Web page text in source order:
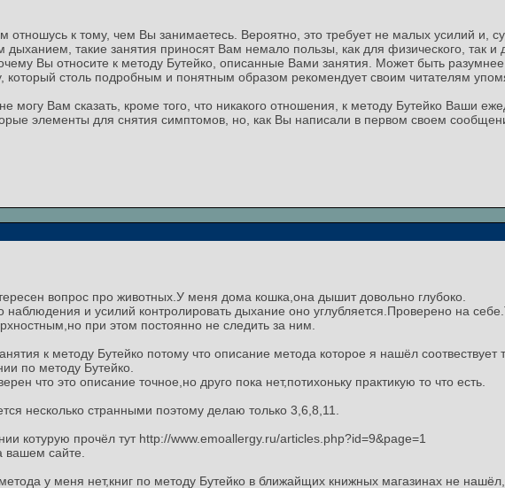
к тому, чем Вы занимаетесь. Вероятно, это требует не малых усилий и,
дыханием, такие занятия приносят Вам немало пользы, как для физического, так и
Вы относите к методу Бутейко, описанные Вами занятия. Может быть
который столь подробным и понятным образом рекомендует своим читателям
могу Вам сказать, кроме того, что никакого отношения, к методу Бутейко Ваши
элементы для снятия симптомов, но, как Вы написали в первом своем
вопрос про животных.У меня дома кошка,она дышит довольно глубоко.
наблюдения и усилий контролировать дыхание оно углубляется.Проверено на
при этом постоянно не следить за ним.
к методу Бутейко потому что описание метода которое я нашёл соотвествует
по методу Бутейко.
что это описание точное,но друго пока нет,потихоньку практикую то что есть.
несколько странными поэтому делаю только 3,6,8,11.
котурую прочёл тут http://www.emoallergy.ru/articles.php?id=9&page=1
вашем сайте.
у меня нет,книг по методу Бутейко в ближайщих книжных магазинах не